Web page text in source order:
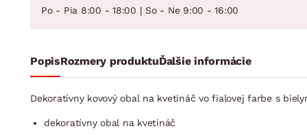
Po - Pia 8:00 - 18:00 | So - Ne 9:00 - 16:00
PopisRozmery produktuĎalšie informácie
Dekoratívny kovový obal na kvetináč vo fialovej farbe s
dekoratívny obal na kvetináč